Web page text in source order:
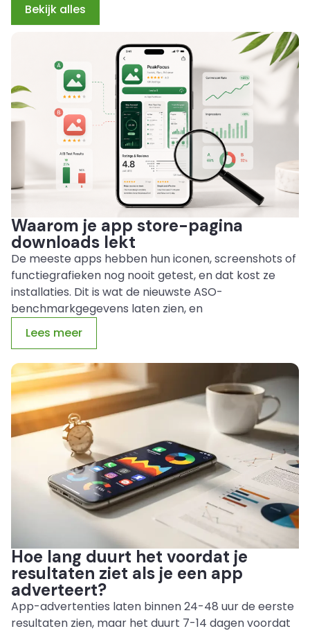
Bekijk alles
Waarom je app store-pagina
downloads lekt
De meeste apps hebben hun iconen, screenshots of
functiegrafieken nog nooit getest, en dat kost ze
installaties. Dit is wat de nieuwste ASO-
benchmarkgegevens laten zien, en
Lees meer
Hoe lang duurt het voordat je
resultaten ziet als je een app
adverteert?
App-advertenties laten binnen 24-48 uur de eerste
resultaten zien, maar het duurt 7-14 dagen voordat